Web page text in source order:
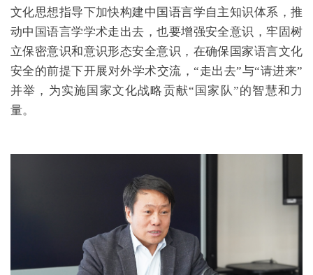
文化思想指导下加快构建中国语言学自主知识体系，推
动中国语言学学术走出去，也要增强安全意识，牢固树
立保密意识和意识形态安全意识，在确保国家语言文化
安全的前提下开展对外学术交流，“走出去”与“请进来”
并举，为实施国家文化战略贡献“国家队”的智慧和力
量。